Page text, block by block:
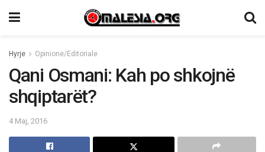
Hyrje Opinione/Editoriale
Qani Osmani: Kah po shkojnë
shqiptarët?
4 Maj, 2016